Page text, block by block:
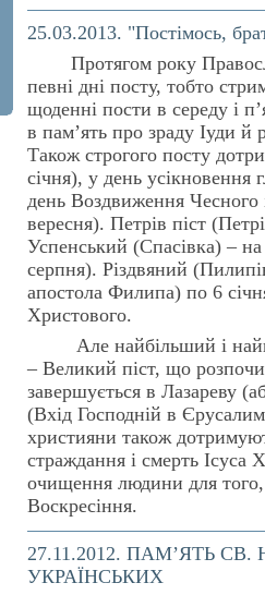
25.03.2013. "Постімось,
Протягом року
певні дні посту, тобто
щоденні пости в середу і
в пам’ять про зраду Іуди й
Також строгого посту
січня), у день усікновення
день Воздвиження Чесного
вересня). Петрів піст
Успенський (Спасівка) –
серпня). Різдвяний
апостола Филипа) по 6
Христового.
Але найбільший і
– Великий піст, що
завершується в Лазареву
(Вхід Господній в
християни також
страждання і смерть Ісуса
очищення людини для того,
Воскресіння.
27.11.2012. ПАМ’ЯТЬ
УКРАЇНСЬКИХ